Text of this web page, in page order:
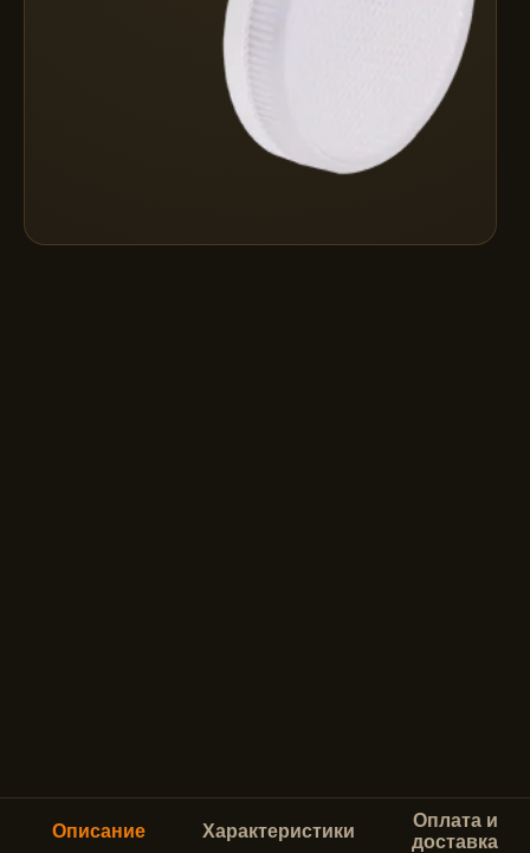
Описание Характеристики
Оплата и
доставка